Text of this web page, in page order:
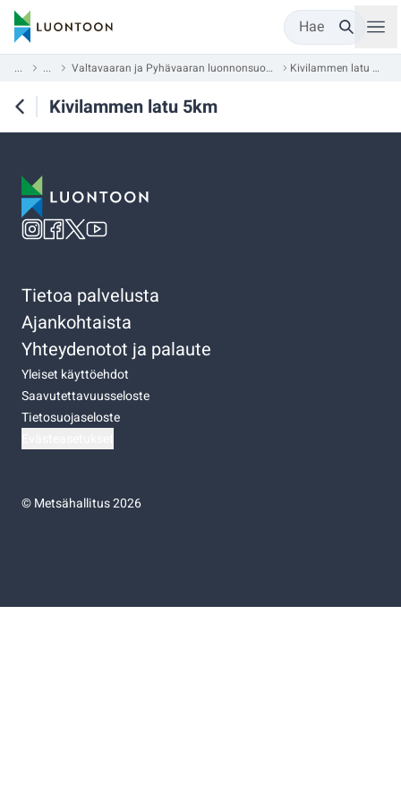
Hae
... ... Valtavaaran ja Pyhävaaran luonnonsuojelualue Kivilammen latu 5km
Kivilammen latu 5km
Tietoa palvelusta
Ajankohtaista
Yhteydenotot ja palaute
Yleiset käyttöehdot
Saavutettavuusseloste
Tietosuojaseloste
©Metsähallitus 2026